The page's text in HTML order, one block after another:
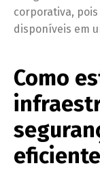
corporativa,
disponíveis em
Como
eficiente